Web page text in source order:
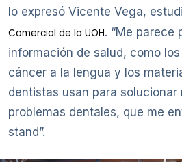
lo expresó Vicente Vega,
Comercial de la UOH. “Me parece
información de salud, como los
cáncer a la lengua y los
dentistas usan para solucionar
problemas dentales, que me
stand”.